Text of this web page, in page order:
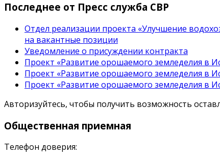
Последнее от Пресс служба СВР
Отдел реализации проекта «Улучшение
на вакантные позиции
Уведомление о присуждении контракта
Проект «Развитие орошаемого земледелия в
Проект «Развитие орошаемого земледелия в
Проект «Развитие орошаемого земледелия в
Авторизуйтесь, чтобы получить возможность
Общественная приемная
Телефон доверия: